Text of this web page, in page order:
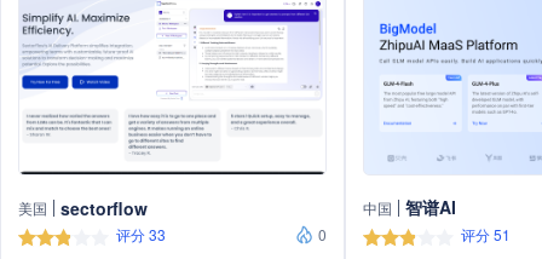
美国 sectorflow
评分 33
0
中国 智谱AI
评分 51